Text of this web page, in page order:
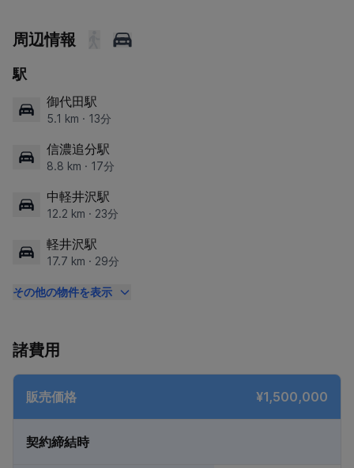
周辺情報
駅
御代田駅
5.1 km · 13分
信濃追分駅
8.8 km · 17分
中軽井沢駅
12.2 km · 23分
軽井沢駅
17.7 km · 29分
その他の物件を表示
諸費用
販売価格 ¥1,500,000
契約締結時